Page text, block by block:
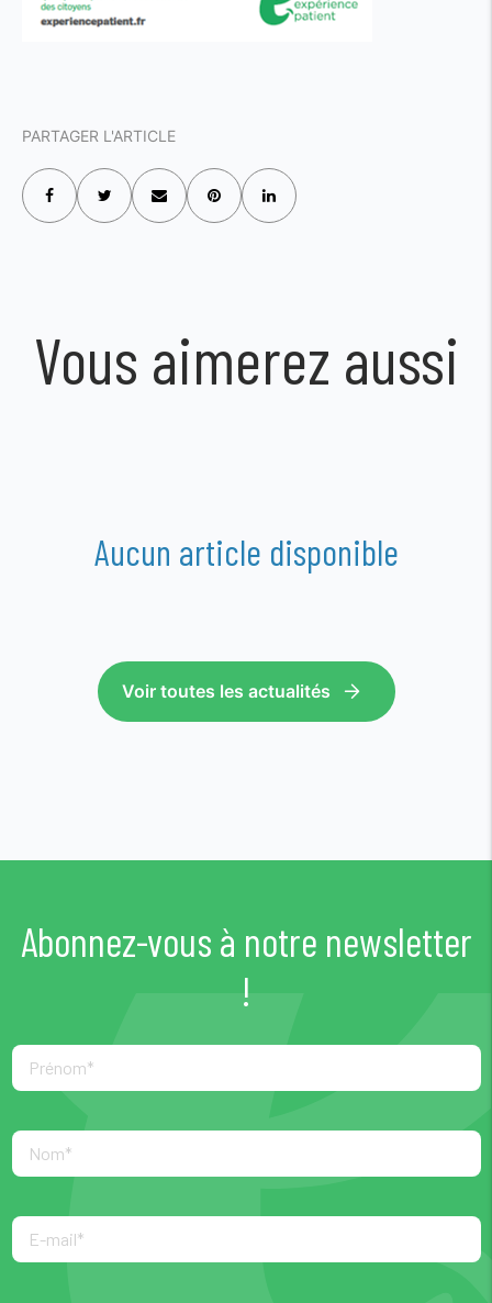
PARTAGER L'ARTICLE
Vous aimerez aussi
Aucun article disponible
Voir toutes les actualités
Abonnez-vous à notre newsletter
!